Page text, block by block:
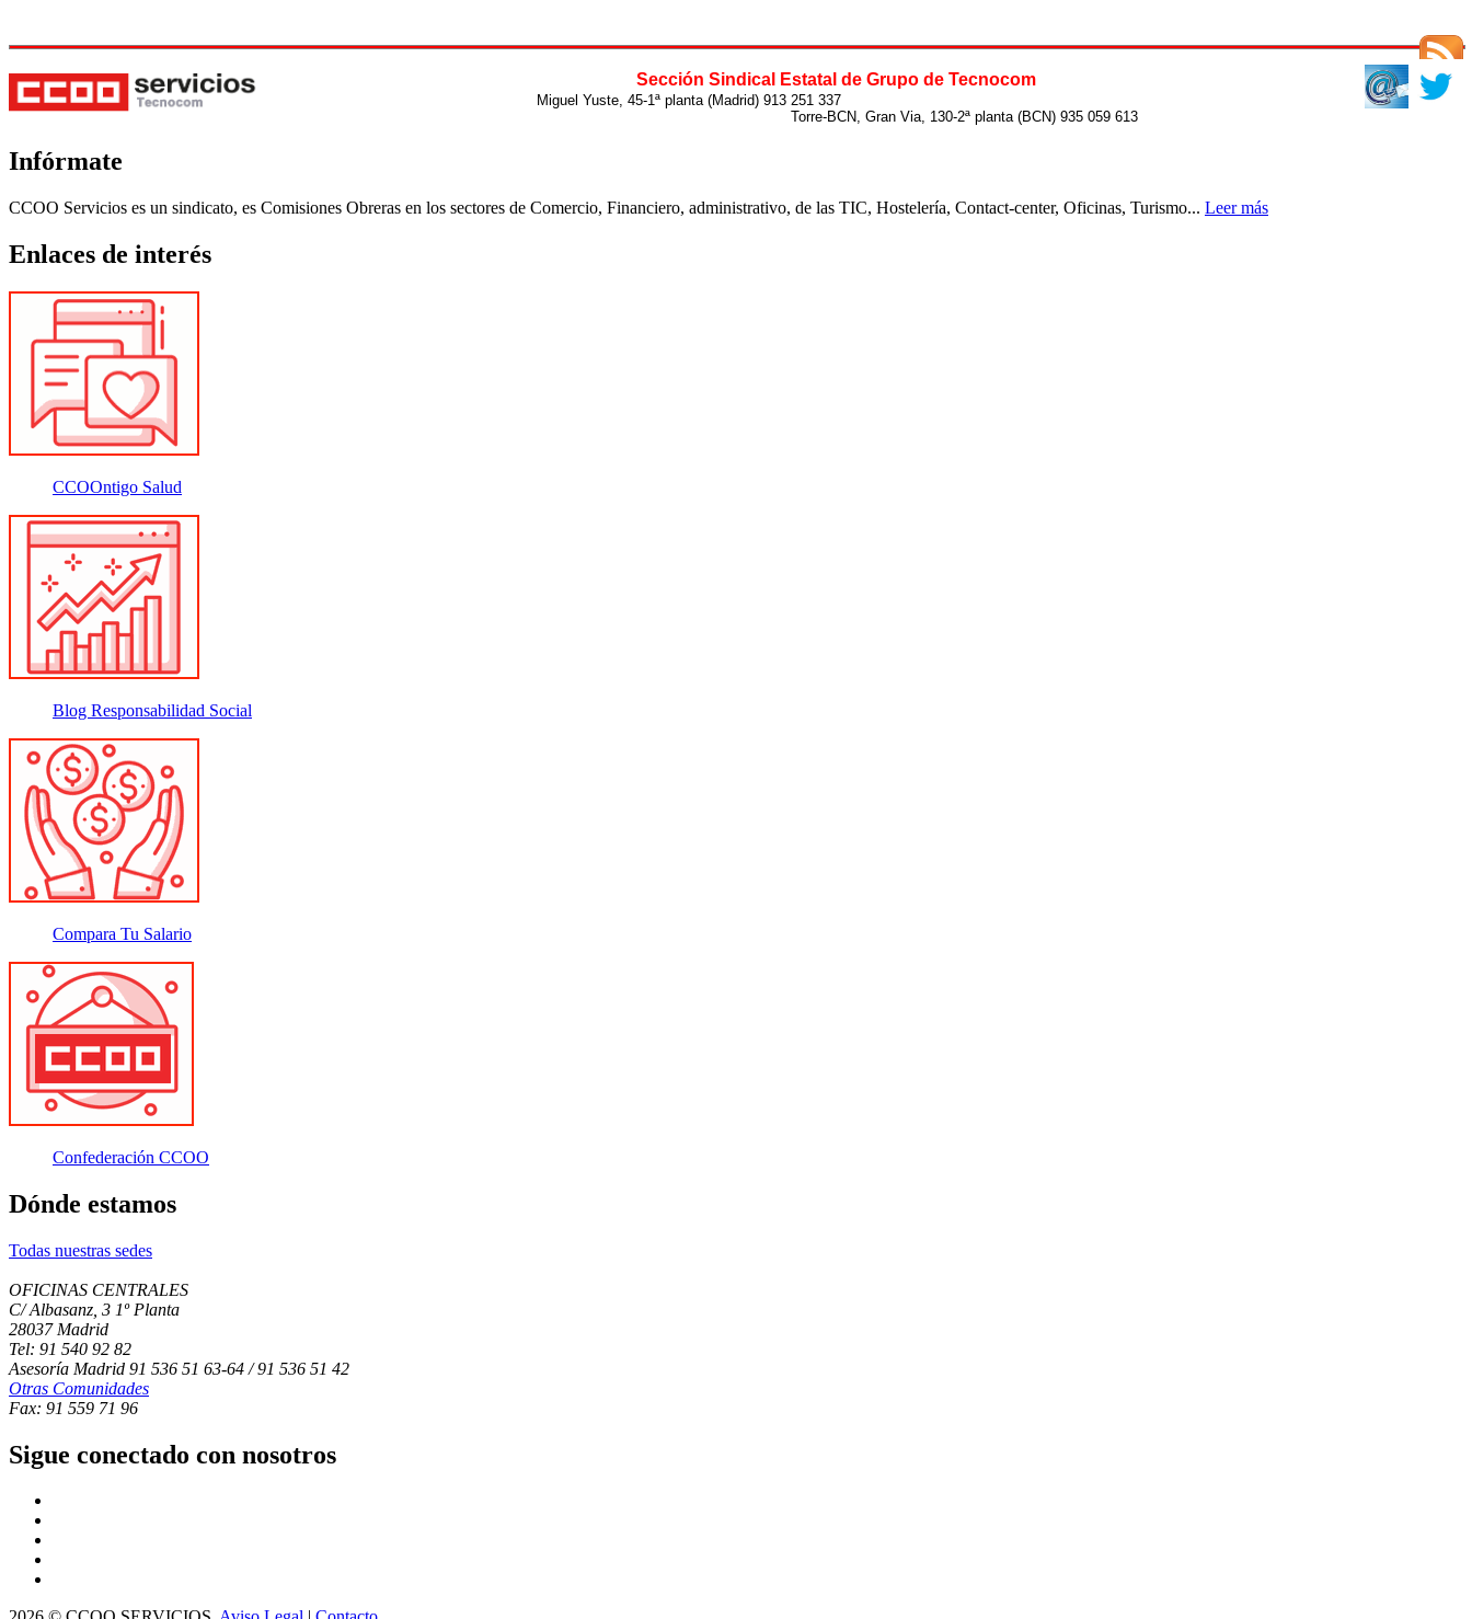
Sección Sindical Estatal de Grupo de Tecnocom
Miguel Yuste, 45-1ª planta (Madrid) 913 251 337
Torre-BCN, Gran Via, 130-2ª planta (BCN) 935 059 613
Infórmate
CCOO Servicios es un sindicato, es Comisiones Obreras en los sectores de Comercio, Financiero, administrativo, de las TIC, Hostelería, Contact-center, Oficinas, Turismo... Leer más
Enlaces de interés
CCOOntigo Salud
Blog Responsabilidad Social
Compara Tu Salario
Confederación CCOO
Dónde estamos
Todas nuestras sedes
OFICINAS CENTRALES
C/ Albasanz, 3 1º Planta
28037 Madrid
Tel: 91 540 92 82
Asesoría Madrid 91 536 51 63-64 / 91 536 51 42
Otras Comunidades
Fax: 91 559 71 96
Sigue conectado con nosotros